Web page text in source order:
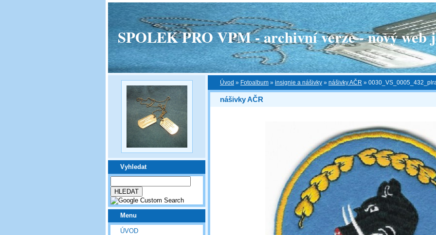
SPOLEK PRO VPM - archivní verze - nový web
Vyhledat
Menu
ÚVOD
Úvod » Fotoalbum » insignie a nášivky » nášivky AČR »
nášivky AČR